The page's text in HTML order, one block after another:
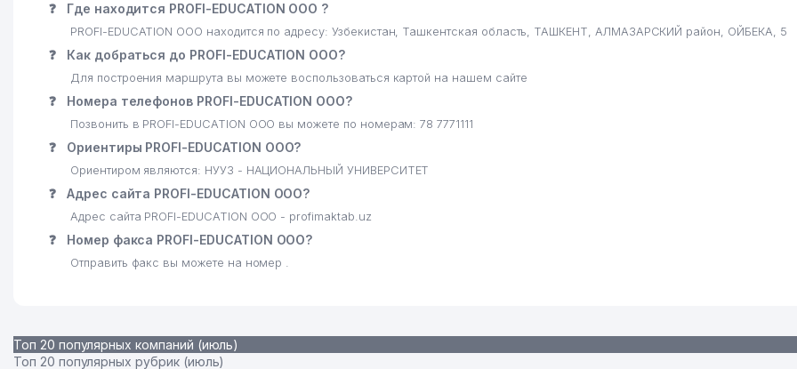
❓ Где находится PROFI-EDUCATION ООО ?
PROFI-EDUCATION ООО находится по адресу: Узбекистан, Ташкентская область, ТАШКЕНТ, АЛМАЗАРСКИЙ район, ОЙБЕКА, 5
❓ Как добраться до PROFI-EDUCATION ООО?
Для построения маршрута вы можете воспользоваться картой на нашем сайте
❓ Номера телефонов PROFI-EDUCATION ООО?
Позвонить в PROFI-EDUCATION ООО вы можете по номерам: 78 7771111
❓ Ориентиры PROFI-EDUCATION ООО?
Ориентиром являются: НУУЗ - НАЦИОНАЛЬНЫЙ УНИВЕРСИТЕТ
❓ Адрес сайта PROFI-EDUCATION ООО?
Адрес сайта PROFI-EDUCATION ООО - profimaktab.uz
❓ Номер факса PROFI-EDUCATION ООО?
Отправить факс вы можете на номер .
Топ 20 популярных компаний (июль)
Топ 20 популярных рубрик (июль)